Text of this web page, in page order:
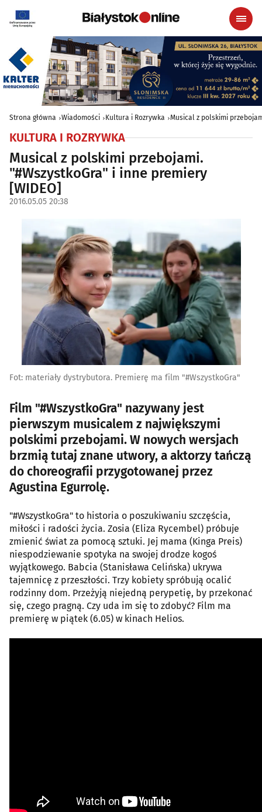
Strona główna Wiadomości Kultura i Rozrywka Musical z polskimi
KULTURA I ROZRYWKA
Musical z polskimi przebojami.
"#WszystkoGra" i inne premiery
[WIDEO]
2016.05.05 20:38
Fot: materiały dystrybutora. Premierę ma film "#WszystkoGra"
Film "#WszystkoGra" nazywany jest
pierwszym musicalem z największymi
polskimi przebojami. W nowych wersjach
brzmią tutaj znane utwory, a aktorzy tańczą
do choreografii przygotowanej przez
Agustina Egurrolę.
"#WszystkoGra" to historia o poszukiwaniu szczęścia,
miłości i radości życia. Zosia (Eliza Rycembel) próbuje
zmienić świat za pomocą sztuki. Jej mama (Kinga Preis)
niespodziewanie spotyka na swojej drodze kogoś
wyjątkowego. Babcia (Stanisława Celińska) ukrywa
tajemnicę z przeszłości. Trzy kobiety spróbują ocalić
rodzinny dom. Przeżyją niejedną perypetię, by przekonać
się, czego pragną. Czy uda im się to zdobyć? Film ma
premierę w piątek (6.05) w kinach Helios.